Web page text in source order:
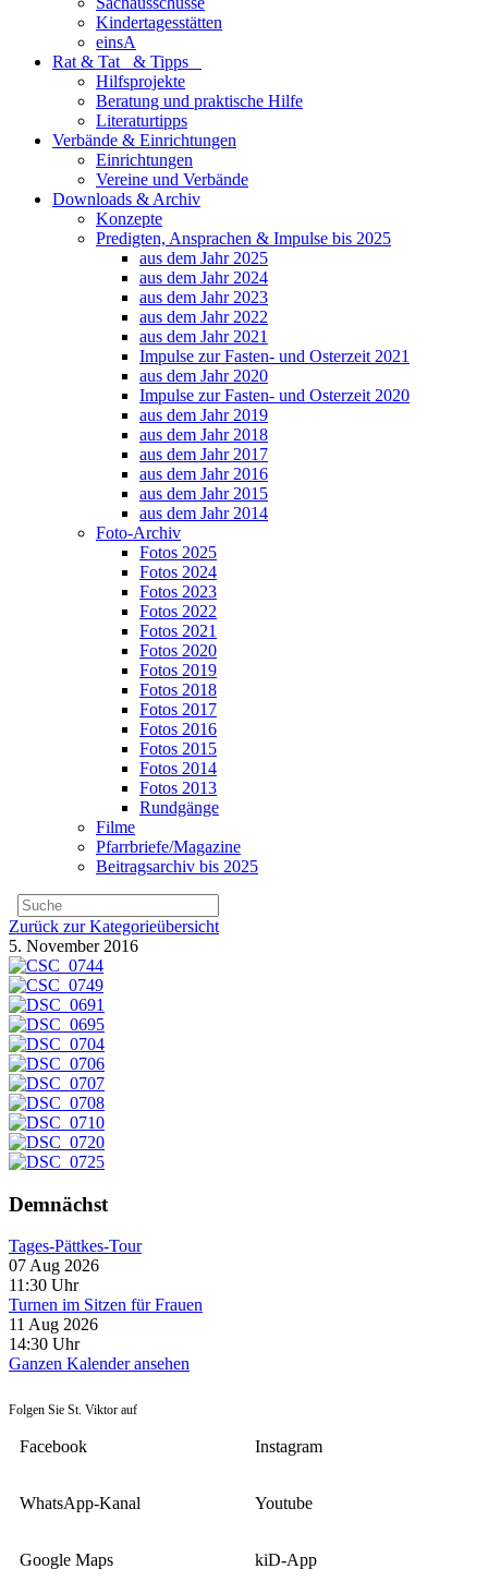
Kindertagesstätten
einsA
Rat & Tat & Tipps
Hilfsprojekte
Beratung und praktische Hilfe
Literaturtipps
Verbände & Einrichtungen
Einrichtungen
Vereine und Verbände
Downloads & Archiv
Konzepte
Predigten, Ansprachen & Impulse bis 2025
aus dem Jahr 2025
aus dem Jahr 2024
aus dem Jahr 2023
aus dem Jahr 2022
aus dem Jahr 2021
Impulse zur Fasten- und Osterzeit 2021
aus dem Jahr 2020
Impulse zur Fasten- und Osterzeit 2020
aus dem Jahr 2019
aus dem Jahr 2018
aus dem Jahr 2017
aus dem Jahr 2016
aus dem Jahr 2015
aus dem Jahr 2014
Foto-Archiv
Fotos 2025
Fotos 2024
Fotos 2023
Fotos 2022
Fotos 2021
Fotos 2020
Fotos 2019
Fotos 2018
Fotos 2017
Fotos 2016
Fotos 2015
Fotos 2014
Fotos 2013
Rundgänge
Filme
Pfarrbriefe/Magazine
Beitragsarchiv bis 2025
Zurück zur Kategorieübersicht
5. November 2016
Demnächst
Tages-Pättkes-Tour
07 Aug 2026
11:30 Uhr
Turnen im Sitzen für Frauen
11 Aug 2026
14:30 Uhr
Ganzen Kalender ansehen
Folgen Sie St. Viktor auf
Facebook Instagram
WhatsApp-Kanal Youtube
Google Maps kiD-App